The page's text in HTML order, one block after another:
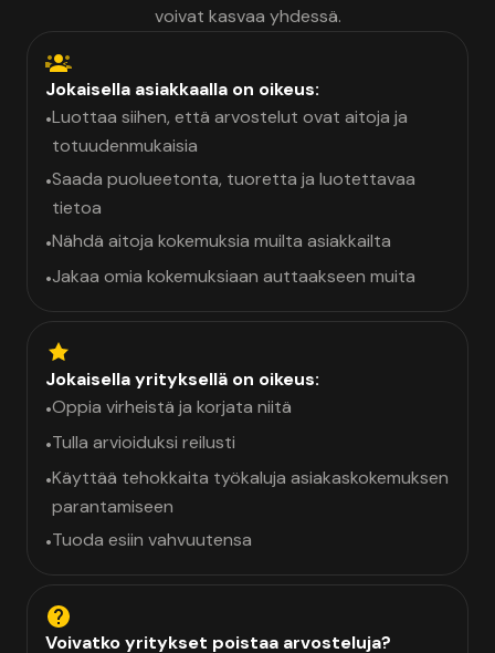
voivat kasvaa yhdessä.
Jokaisella asiakkaalla on oikeus:
•Luottaa siihen, että arvostelut ovat aitoja ja
totuudenmukaisia
•Saada puolueetonta, tuoretta ja luotettavaa
tietoa
•Nähdä aitoja kokemuksia muilta asiakkailta
•Jakaa omia kokemuksiaan auttaakseen muita
Jokaisella yrityksellä on oikeus:
•Oppia virheistä ja korjata niitä
•Tulla arvioiduksi reilusti
•Käyttää tehokkaita työkaluja asiakaskokemuksen
parantamiseen
•Tuoda esiin vahvuutensa
Voivatko yritykset poistaa arvosteluja?